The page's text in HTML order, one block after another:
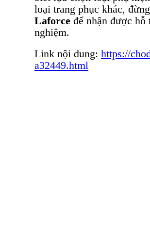
loại trang phục khác,
Laforce để nhận được
nghiệm.
Link nội dung: https://
a32449.html